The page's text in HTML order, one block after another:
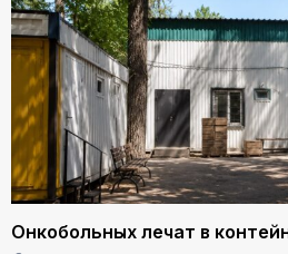
Онкобольных лечат в